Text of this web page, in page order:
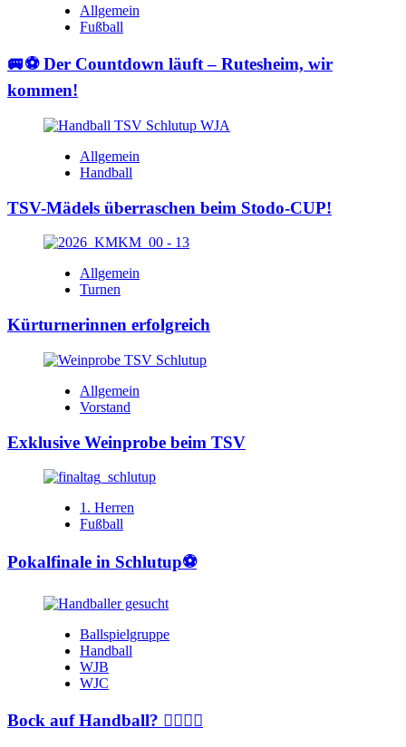
Allgemein
Fußball
🚐⚽ Der Countdown läuft – Rutesheim, wir
kommen!
Allgemein
Handball
TSV-Mädels überraschen beim Stodo-CUP!
Allgemein
Turnen
Kürturnerinnen erfolgreich
Allgemein
Vorstand
Exklusive Weinprobe beim TSV
1. Herren
Fußball
Pokalfinale in Schlutup⚽️
Ballspielgruppe
Handball
WJB
WJC
Bock auf Handball? 🤾‍♂️🤾‍♀️